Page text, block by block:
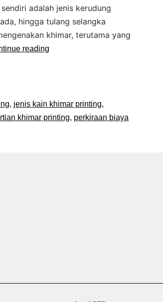
adalah jenis kerudung
hingga tulang selangka
khimar, terutama yang
reading
, jenis kain khimar printing,
khimar printing, perkiraan biaya